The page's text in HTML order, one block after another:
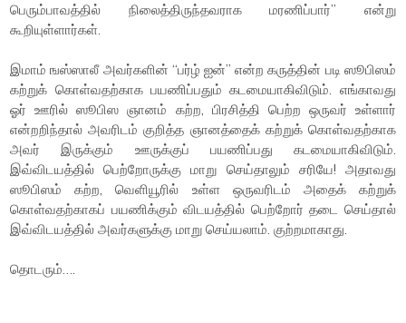
பெரும்பாவத்தில் நிலைத்திருந்தவராக மரணிப்பார்” என்று
கூறியுள்ளார்கள்.
இமாம் ஙஸ்ஸாலீ அவர்களின் “பர்ழ் ஐன்” என்ற கருத்தின் படி ஸூபிஸம்
கற்றுக் கொள்வதற்காக பயணிப்பதும் கடமையாகிவிடும். எங்காவது
ஓர் ஊரில் ஸூபிஸ ஞானம் கற்ற, பிரசித்தி பெற்ற ஒருவர் உள்ளார்
என்றறிந்தால் அவரிடம் குறித்த ஞானத்தைக் கற்றுக் கொள்வதற்காக
அவர் இருக்கும் ஊருக்குப் பயணிப்பது கடமையாகிவிடும்.
இவ்விடயத்தில் பெற்றோருக்கு மாறு செய்தாலும் சரியே! அதாவது
ஸூபிஸம் கற்ற, வெளியூரில் உள்ள ஒருவரிடம் அதைக் கற்றுக்
கொள்வதற்காகப் பயணிக்கும் விடயத்தில் பெற்றோர் தடை செய்தால்
இவ்விடயத்தில் அவர்களுக்கு மாறு செய்யலாம். குற்றமாகாது.
தொடரும்….